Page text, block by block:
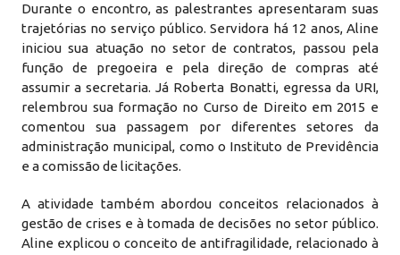
Durante o encontro, as palestrantes apresentaram suas
trajetórias no serviço público. Servidora há 12 anos, Aline
iniciou sua atuação no setor de contratos, passou pela
função de pregoeira e pela direção de compras até
assumir a secretaria. Já Roberta Bonatti, egressa da URI,
relembrou sua formação no Curso de Direito em 2015 e
comentou sua passagem por diferentes setores da
administração municipal, como o Instituto de Previdência
e a comissão de licitações.
A atividade também abordou conceitos relacionados à
gestão de crises e à tomada de decisões no setor público.
Aline explicou o conceito de antifragilidade, relacionado à